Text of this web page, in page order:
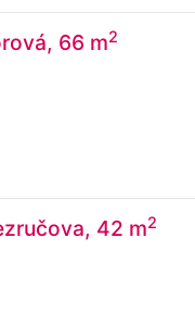
66 m2
42 m2